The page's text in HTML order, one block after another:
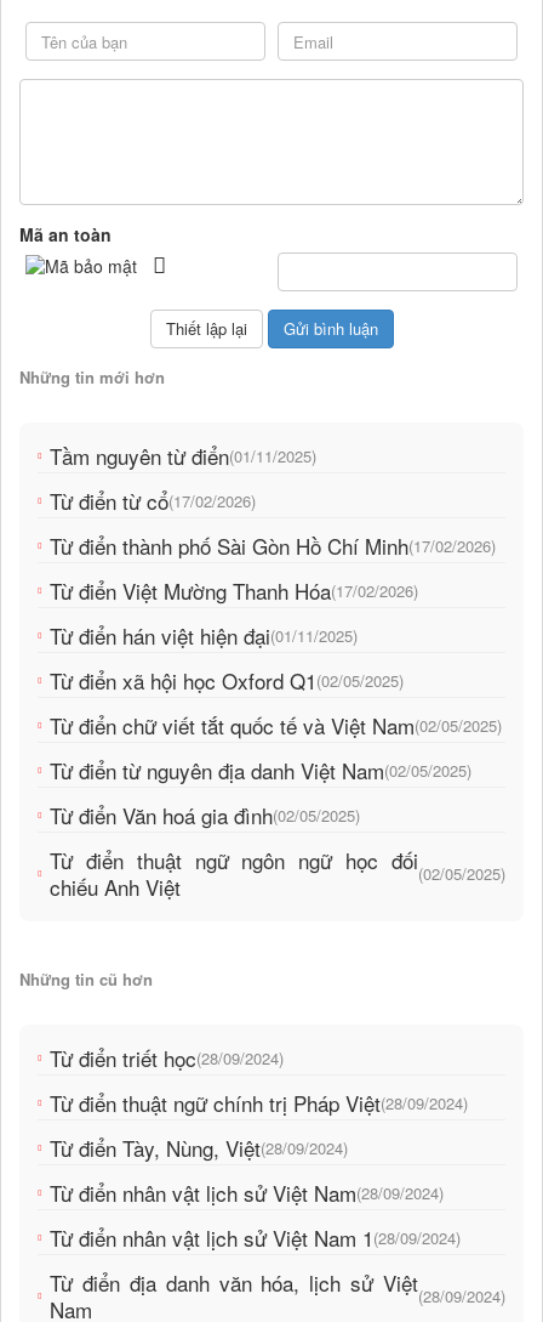
Mã an toàn
Những tin mới hơn
Tầm nguyên từ điển(01/11/2025)
Từ điển từ cổ(17/02/2026)
Từ điển thành phố Sài Gòn Hồ Chí Minh(17/02/2026)
Từ điển Việt Mường Thanh Hóa(17/02/2026)
Từ điển hán việt hiện đại(01/11/2025)
Từ điển xã hội học Oxford Q1 (02/05/2025)
Từ điển chữ viết tắt quốc tế và Việt Nam(02/05/2025)
Từ điển từ nguyên địa danh Việt Nam(02/05/2025)
Từ điển Văn hoá gia đình(02/05/2025)
Từ điển thuật ngữ ngôn ngữ học đối
chiếu Anh Việt
(02/05/2025)
Những tin cũ hơn
Từ điển triết học(28/09/2024)
Từ điển thuật ngữ chính trị Pháp Việt(28/09/2024)
Từ điển Tày, Nùng, Việt(28/09/2024)
Từ điển nhân vật lịch sử Việt Nam(28/09/2024)
Từ điển nhân vật lịch sử Việt Nam 1 (28/09/2024)
Từ điển địa danh văn hóa, lịch sử Việt
Nam
(28/09/2024)